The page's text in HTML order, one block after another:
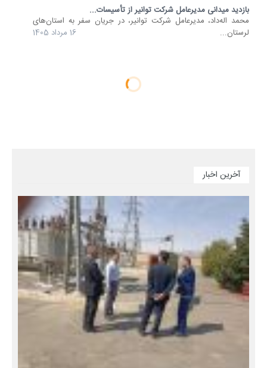
بازدید میدانی مدیرعامل شرکت توانیر از تأسیسات...
محمد اله‌داد، مدیرعامل شرکت توانیر، در جریان سفر به استان‌های
لرستان...
16 مرداد 1405
آخرین اخبار